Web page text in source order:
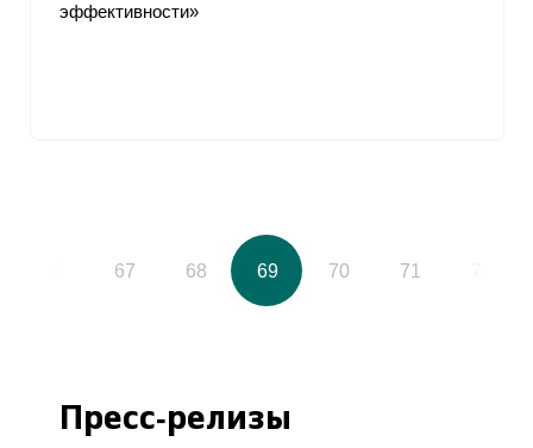
эффективности»
67 68 69 70 71
Пресс-релизы